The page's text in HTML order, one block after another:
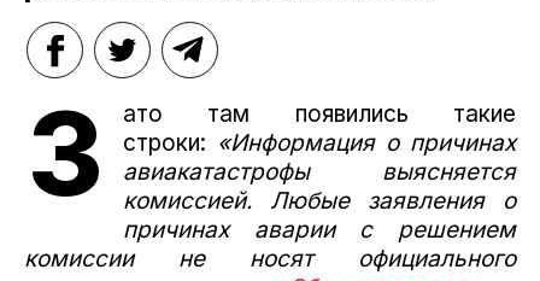
З
ато там появились такие
строки: «Информация о причинах
авиакатастрофы выясняется
комиссией. Любые заявления о
причинах аварии с решением
комиссии не носят официального